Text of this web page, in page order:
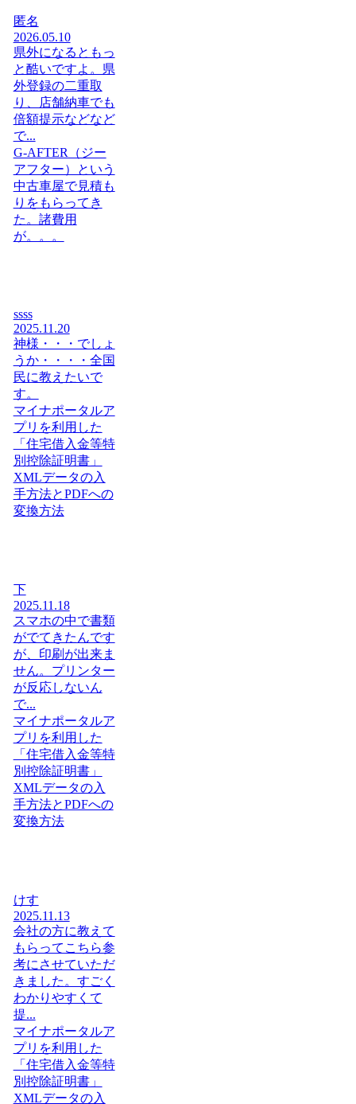
匿名
2026.05.10
県外になるともっ
と酷いですよ。県
外登録の二重取
り、店舗納車でも
倍額提示などなど
で...
G-AFTER（ジー
アフター）という
中古車屋で見積も
りをもらってき
た。諸費用
が。。。
ssss
2025.11.20
神様・・・でしょ
うか・・・・全国
民に教えたいで
す。
マイナポータルア
プリを利用した
「住宅借入金等特
別控除証明書」
XMLデータの入
手方法とPDFへの
変換方法
下
2025.11.18
スマホの中で書類
がでてきたんです
が、印刷が出来ま
せん。プリンター
が反応しないん
で...
マイナポータルア
プリを利用した
「住宅借入金等特
別控除証明書」
XMLデータの入
手方法とPDFへの
変換方法
けす
2025.11.13
会社の方に教えて
もらってこちら参
考にさせていただ
きました。すごく
わかりやすくて
提...
マイナポータルア
プリを利用した
「住宅借入金等特
別控除証明書」
XMLデータの入